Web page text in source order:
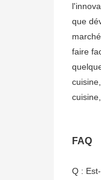
que
faire
FAQ
Q :